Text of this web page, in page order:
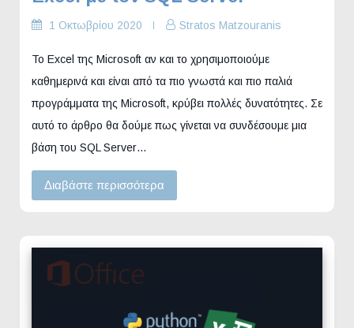
1 Οκτωβρίου 2020 Stratos Matzouranis
Το Excel της Microsoft αν και το χρησιμοποιούμε
καθημερινά και είναι από τα πιο γνωστά και πιο παλιά
προγράμματα της Microsoft, κρύβει πολλές δυνατότητες. Σε
αυτό το άρθρο θα δούμε πως γίνεται να συνδέσουμε μια
βάση του SQL Server…
Διαβάστε περισσότερα